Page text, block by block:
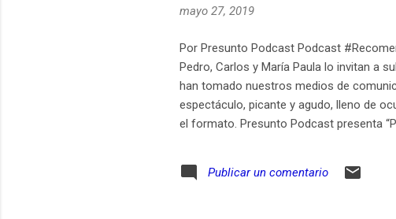
mayo 27, 2019
Por Presunto Podcast Podcast
Pedro, Carlos y María Paula lo invitan a
han tomado nuestros medios de
espectáculo, picante y agudo, lleno de
el formato. Presunto Podcast presenta
son los encargados de despotricar de lo
Publicar un comentario